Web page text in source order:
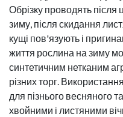
Обрізку проводять після
зиму, після скидання
кущі пов'язують і
життя рослина на зиму
синтетичним нетканим
різних торг.
для пізнього весняного
хвойними і листяними